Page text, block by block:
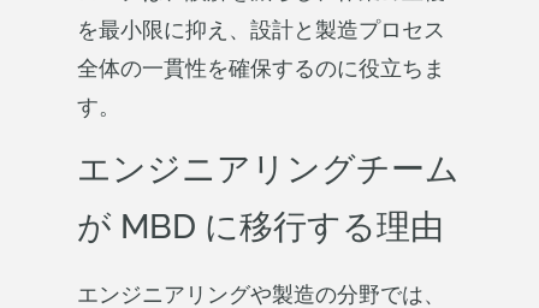
を最小限に抑え、設計と製造プロセス
全体の一貫性を確保するのに役立ちま
す。
エンジニアリングチーム
が MBD に移行する理由
エンジニアリングや製造の分野では、